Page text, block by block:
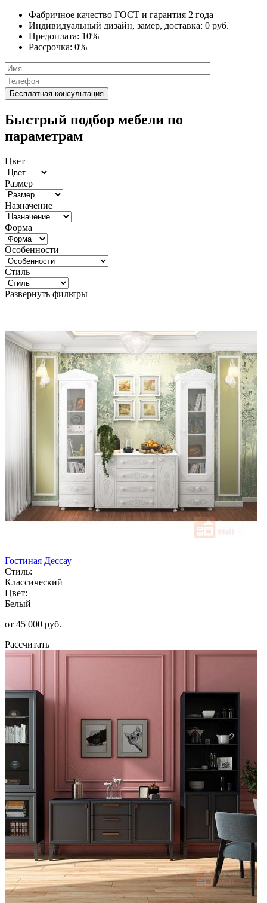
Фабричное качество ГОСТ и гарантия 2 года
Индивидуальный дизайн, замер, доставка: 0 руб.
Предоплата: 10%
Рассрочка: 0%
Быстрый подбор мебели по
параметрам
Цвет
Размер
Назначение
Форма
Особенности
Стиль
Развернуть фильтры
Гостиная Дессау
Стиль:
Классический
Цвет:
Белый
от 45 000 руб.
Рассчитать